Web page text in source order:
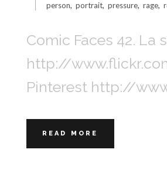
person, portrait, pressure, rage,
Comic Faces 42. La
http://
Pinterest http://
READ MORE